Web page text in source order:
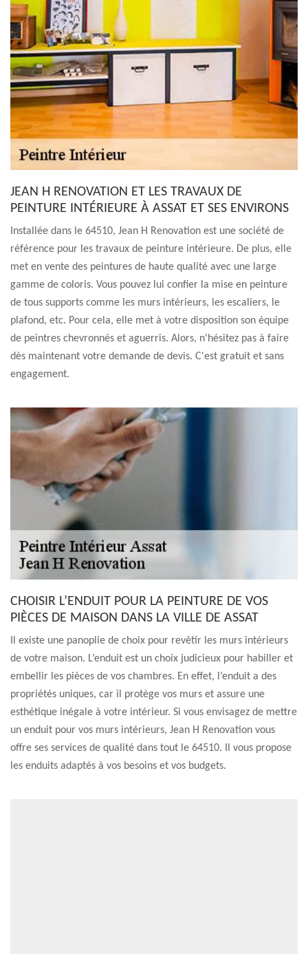
JEAN H RENOVATION ET LES TRAVAUX DE
PEINTURE INTÉRIEURE À ASSAT ET SES ENVIRONS
Installée dans le 64510, Jean H Renovation est une société de
référence pour les travaux de peinture intérieure. De plus, elle
met en vente des peintures de haute qualité avec une large
gamme de coloris. Vous pouvez lui confier la mise en peinture
de tous supports comme les murs intérieurs, les escaliers, le
plafond, etc. Pour cela, elle met à votre disposition son équipe
de peintres chevronnés et aguerris. Alors, n'hésitez pas à faire
dès maintenant votre demande de devis. C'est gratuit et sans
engagement.
CHOISIR L’ENDUIT POUR LA PEINTURE DE VOS
PIÈCES DE MAISON DANS LA VILLE DE ASSAT
Il existe une panoplie de choix pour revêtir les murs intérieurs
de votre maison. L’enduit est un choix judicieux pour habiller et
embellir les pièces de vos chambres. En effet, l’enduit a des
propriétés uniques, car il protège vos murs et assure une
esthétique inégale à votre intérieur. Si vous envisagez de mettre
un enduit pour vos murs intérieurs, Jean H Renovation vous
offre ses services de qualité dans tout le 64510. Il vous propose
les enduits adaptés à vos besoins et vos budgets.